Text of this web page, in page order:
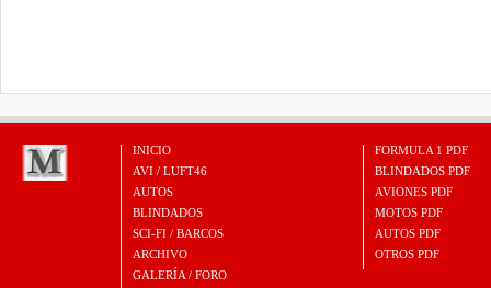
INICIO
AVI / LUFT46
AUTOS
BLINDADOS
SCI-FI / BARCOS
ARCHIVO
GALERÍA / FORO
FORMULA 1 PDF
BLINDADOS PDF
AVIONES PDF
MOTOS PDF
AUTOS PDF
OTROS PDF